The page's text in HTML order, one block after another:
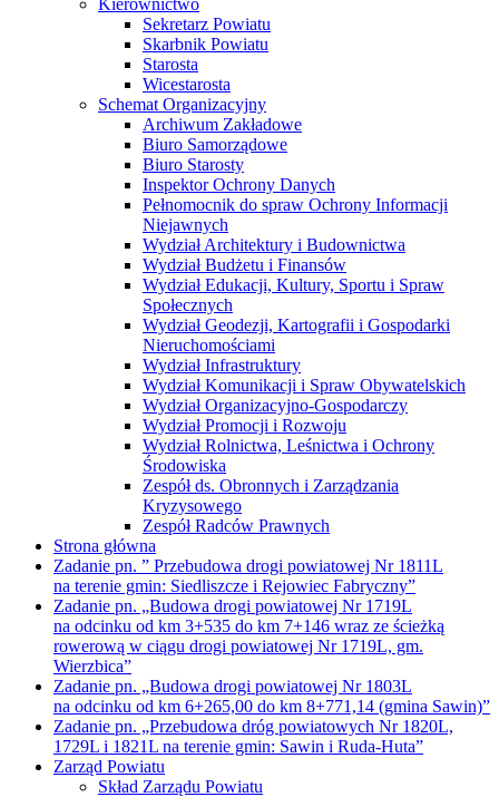
Sekretarz Powiatu
Skarbnik Powiatu
Starosta
Wicestarosta
Schemat Organizacyjny
Archiwum Zakładowe
Biuro Samorządowe
Biuro Starosty
Inspektor Ochrony Danych
Pełnomocnik do spraw Ochrony Informacji
Niejawnych
Wydział Architektury i Budownictwa
Wydział Budżetu i Finansów
Wydział Edukacji, Kultury, Sportu i Spraw
Społecznych
Wydział Geodezji, Kartografii i Gospodarki
Nieruchomościami
Wydział Infrastruktury
Wydział Komunikacji i Spraw Obywatelskich
Wydział Organizacyjno-Gospodarczy
Wydział Promocji i Rozwoju
Wydział Rolnictwa, Leśnictwa i Ochrony
Środowiska
Zespół ds. Obronnych i Zarządzania
Kryzysowego
Zespół Radców Prawnych
Strona główna
Zadanie pn. ” Przebudowa drogi powiatowej Nr 1811L
na terenie gmin: Siedliszcze i Rejowiec Fabryczny”
Zadanie pn. „Budowa drogi powiatowej Nr 1719L
na odcinku od km 3+535 do km 7+146 wraz ze ścieżką
rowerową w ciągu drogi powiatowej Nr 1719L, gm.
Wierzbica”
Zadanie pn. „Budowa drogi powiatowej Nr 1803L
na odcinku od km 6+265,00 do km 8+771,14 (gmina Sawin)”
Zadanie pn. „Przebudowa dróg powiatowych Nr 1820L,
1729L i 1821L na terenie gmin: Sawin i Ruda-Huta”
Zarząd Powiatu
Skład Zarządu Powiatu